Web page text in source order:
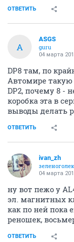
ОТВЕТИТЬ
A
ASGS
guru
04 марта
DP8 там, по
Автомире
DP2, почему 8 -
коробка эта в
выводы делать
ОТВЕТИТЬ
ivan_zh
зеленоголек
04 марта
ну вот пежо у
эл. магнитных
как по ней пока
реношек,
ОТВЕТИТЬ